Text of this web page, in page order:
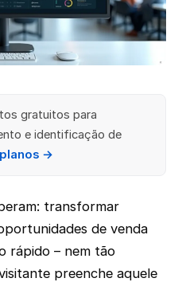
gratuitos para
e identificação de
→
transformar
de venda
rápido – nem tão
preenche aquele